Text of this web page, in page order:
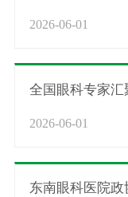
2026-06-01
全国眼科专家
2026-06-01
东南眼科医院政